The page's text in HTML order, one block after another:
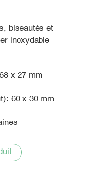
biseautés et
inoxydable
x 27 mm
60 x 30 mm